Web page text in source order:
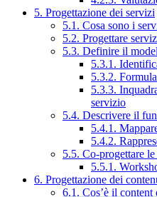
5. Progettazione dei servizi
5.1. Cosa sono i
5.2. Progettare
5.3. Definire il
5.3.1.
5.3.2.
5.3.3.
servizio
5.4. Descrivere il
5.4.1.
5.4.2.
5.5. Co-progettare
5.5.1.
6. Progettazione dei
6.1. Cos’è il content